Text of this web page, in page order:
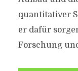
quantitativer
er dafür
Forschung